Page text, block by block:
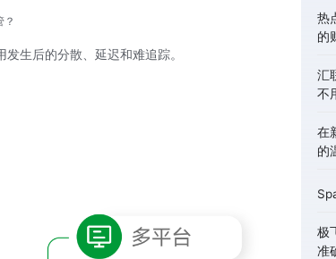
生后的分散、延迟和难追踪。
热
的
汇
不
在
的
极
准